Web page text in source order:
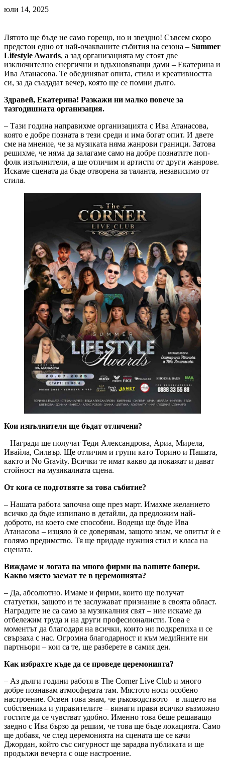
юли 14, 2025
Лятото ще бъде не само горещо, но и звездно! Съвсем скоро
предстои едно от най-очакваните събития на сезона – Summer
Lifestyle Awards, а зад организацията му стоят две
изключително енергични и вдъхновяващи дами – Екатерина и
Ива Атанасова. Те обединяват опита, стила и креативността
си, за да създадат вечер, която ще се помни дълго.
Здравей, Екатерина! Разкажи ни малко повече за
тазгодишната организация.
– Тази година направихме организацията с Ива Атанасова,
която е добре позната в тези среди и има богат опит. И двете
сме на мнение, че за музиката няма жанрови граници. Затова
решихме, че няма да залагаме само на добре познатите поп-
фолк изпълнители, а ще отличим и артисти от други жанрове.
Искаме сцената да бъде отворена за таланта, независимо от
стила.
Кои изпълнители ще бъдат отличени?
– Награди ще получат Теди Александрова, Ариа, Мирела,
Ивайла, Силвър. Ще отличим и групи като Торино и Пашата,
както и No Gravity. Всички те имат какво да покажат и дават
стойност на музикалната сцена.
От кога се подготвяте за това събитие?
– Нашата работа започна още през март. Имахме желанието
всичко да бъде изпипано в детайли, да предложим най-
доброто, на което сме способни. Водеща ще бъде Ива
Атанасова – изцяло ѝ се доверявам, защото знам, че опитът ѝ е
голямо предимство. Тя ще придаде нужния стил и класа на
сцената.
Виждаме и логата на много фирми на вашите банери.
Какво място заемат те в церемонията?
– Да, абсолютно. Имаме и фирми, които ще получат
статуетки, защото и те заслужават признание в своята област.
Наградите не са само за музикалния свят – ние искаме да
отбележим труда и на други професионалисти. Това е
моментът да благодаря на всички, които ни подкрепиха и се
свързаха с нас. Огромна благодарност и към медийните ни
партньори – кои са те, ще разберете в самия ден.
Как избрахте къде да се проведе церемонията?
– Аз дълги години работя в The Corner Live Club и много
добре познавам атмосферата там. Мястото носи особено
настроение. Освен това знам, че ръководството – в лицето на
собственика и управителите – винаги прави всичко възможно
гостите да се чувстват удобно. Именно това беше решаващо
заедно с Ива бързо да решим, че това ще бъде локацията. Само
ще добавя, че след церемонията на сцената ще се качи
Джордан, който със сигурност ще зарадва публиката и ще
продължи вечерта с още настроение.